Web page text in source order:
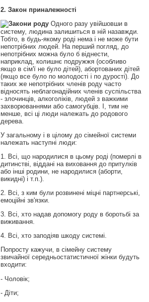
2. Закон приналежності
Одного разу увійшовши в
систему, людина залишиться в ній назавжди.
Тобто, в будь-якому роді нема і не може бути
непотрібних людей. На перший погляд, до
непотрібних можна було б віднести,
наприклад, колишнє подружжя (особливо
якщо в сім'ї не було дітей), абортованих дітей
(якщо все було по молодості і по дурості). До
таких же непотрібних членів роду часто
відносять неблагонадійних членів суспільства
- злочинців, алкоголіків, людей з важкими
захворюваннями або самогубців. І, тим не
менше, всі ці люди належать до родового
дерева.
У загальному і в цілому до сімейної системи
належать наступні люди:
1. Всі, що народилися в цьому роді (померлі в
дитинстві, віддані на виховання до притулків
або інші родини, не народилися (аборти,
викидні) і т.п.).
2. Всі, з ким були розвинені міцні партнерські,
емоційні зв'язки.
3. Всі, хто надав допомогу роду в боротьбі за
виживання.
4. Всі, хто заподіяв шкоду системі.
Попросту кажучи, в сімейну систему
звичайної середньостатистичної жінки будуть
входити:
- Чоловік;
- Діти;